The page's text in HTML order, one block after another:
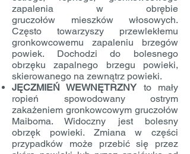
zapalenia w obrębie
gruczołów mieszków włosowych.
Często towarzyszy przewlekłemu
gronkowcowemu zapaleniu brzegów
powiek. Dochodzi do bolesnego
obrzęku zapalnego brzegu powieki,
skierowanego na zewnątrz powieki.
JĘCZMIEŃ WEWNĘTRZNY to mały
ropień spowodowany ostrym
zakażeniem gronkowcowym gruczołów
Maiboma. Widoczny jest bolesny
obrzęk powieki. Zmiana w części
przypadków może przebić się przez